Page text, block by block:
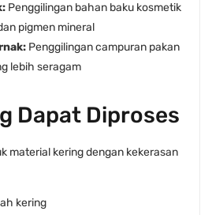
Penggilingan bahan baku kosmetik
pigmen mineral
Penggilingan campuran pakan
lebih seragam
Dapat Diproses
material kering dengan kekerasan
kering